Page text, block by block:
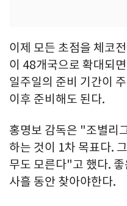
이제 모든 초점을 체코
이 48개국으로 확대되
일주일의 준비 기간이
이후 준비해도 된다.
홍명보 감독은 "조별리
하는 것이 1차 목표다.
무도 모른다"고 했다.
사흘 동안 찾아야한다.